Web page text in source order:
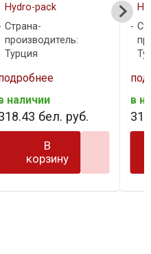
Hydro-pack
Страна-
производитель:
Турция
наличии
.43 бел. руб.
В
корзину